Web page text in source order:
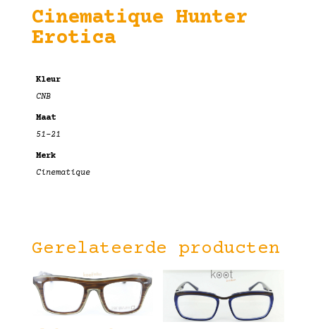
Cinematique Hunter
Erotica
Kleur
CNB
Maat
51-21
Merk
Cinematique
Gerelateerde producten